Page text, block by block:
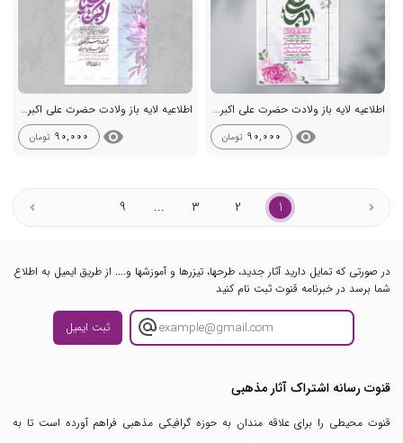
اطلاعیه لایه باز ولادت حضرت علی اکبر ع + استوری شبکه اجتماعی
visibility
90,000 تومان
اطلاعیه لایه باز ولادت حضرت علی اکبر ع + استوری شبکه اجتماعی
visibility
90,000 تومان
1
2
3
...
9
در صورتی که تمایل دارید آثار جدید، طرحها، تیزرها و آموزشها و.... از طریق ایمیل به اطلاع
شما برسد در خبرنامه قنوت ثبت نام کنید
ثبت ایمیل
قنوت رسانه اشتراک آثار مذهبی
قنوت محیطی را برای علاقه مندان به حوزه گرافیکی مذهبی فراهم آورده است تا به